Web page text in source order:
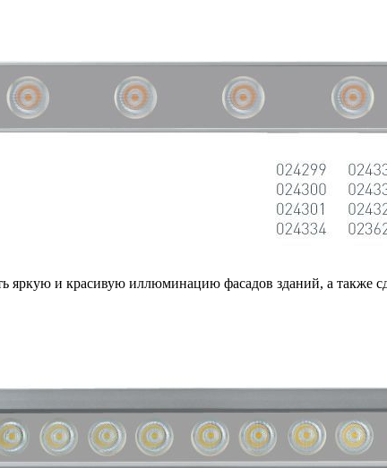
яркую и красивую иллюминацию фасадов зданий, а также